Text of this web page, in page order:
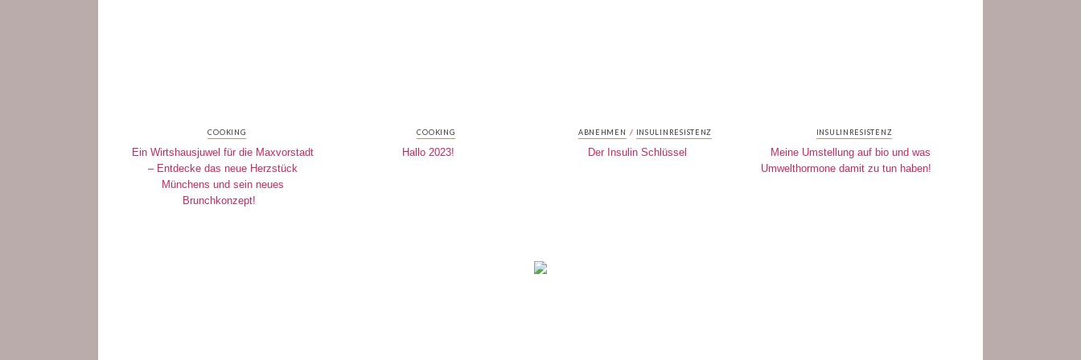
COOKING
Ein Wirtshausjuwel für die Maxvorstadt
– Entdecke das neue Herzstück
Münchens und sein neues
Brunchkonzept!
COOKING
Hallo 2023!
ABNEHMEN / INSULINRESISTENZ
Der Insulin Schlüssel
INSULINRESISTENZ
Meine Umstellung auf bio und was
Umwelthormone damit zu tun haben!